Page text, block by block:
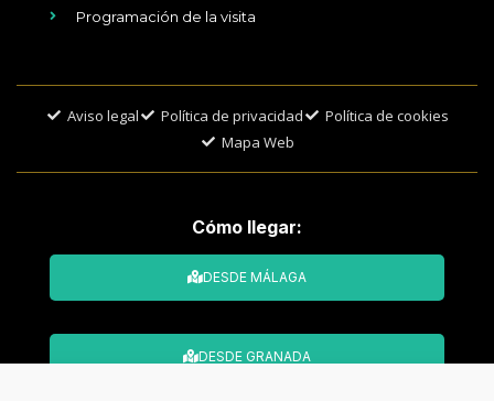
Programación de la visita
Aviso legal Política de privacidad
Política de cookies
Mapa Web
Cómo llegar:
DESDE MÁLAGA
DESDE GRANADA